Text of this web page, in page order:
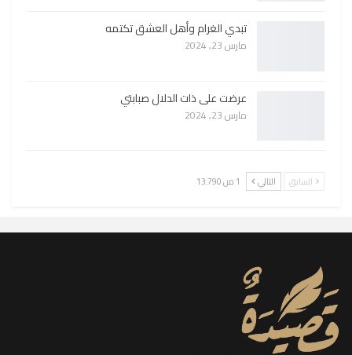
تبدي الغرام وأهل العشق تكتمه
مارس 23, 2024
عرضت على ذات الدلال صبابتي
مارس 23, 2024
السابق التالي 1 من 13٬790